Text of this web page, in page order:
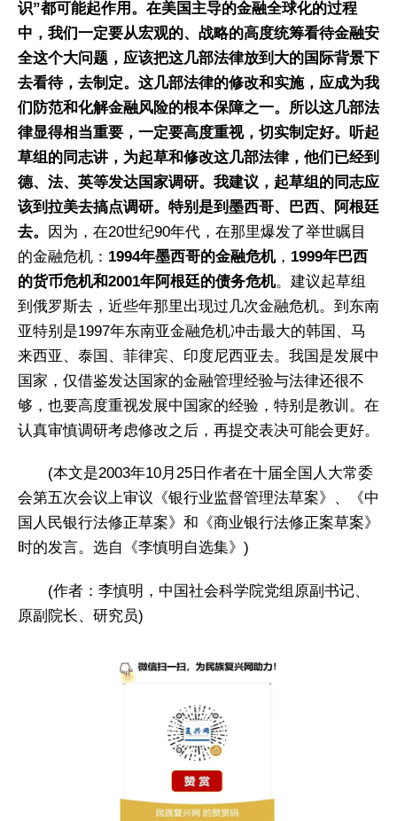
识”都可能起作用。在美国主导的金融全球化的过程
中，我们一定要从宏观的、战略的高度统筹看待金融安
全这个大问题，应该把这几部法律放到大的国际背景下
去看待，去制定。这几部法律的修改和实施，应成为我
们防范和化解金融风险的根本保障之一。所以这几部法
律显得相当重要，一定要高度重视，切实制定好。听起
草组的同志讲，为起草和修改这几部法律，他们已经到
德、法、英等发达国家调研。我建议，起草组的同志应
该到拉美去搞点调研。特别是到墨西哥、巴西、阿根廷
去。
因为，在20世纪90年代，在那里爆发了举世瞩目
的金融危机： 1994年墨西哥的金融危机， 1999年巴西
的货币危机和2001年阿根廷的债务危机。建议起草组
到俄罗斯去，近些年那里出现过几次金融危机。到东南
亚特别是1997年东南亚金融危机冲击最大的韩国、马
来西亚、泰国、菲律宾、印度尼西亚去。我国是发展中
国家，仅借鉴发达国家的金融管理经验与法律还很不
够，也要高度重视发展中国家的经验，特别是教训。在
认真审慎调研考虑修改之后，再提交表决可能会更好。
(本文是2003年10月25日作者在十届全国人大常委
会第五次会议上审议《银行业监督管理法草案》、《中
国人民银行法修正草案》和《商业银行法修正案草案》
时的发言。选自《李慎明自选集》)
(作者：李慎明，中国社会科学院党组原副书记、
原副院长、研究员)